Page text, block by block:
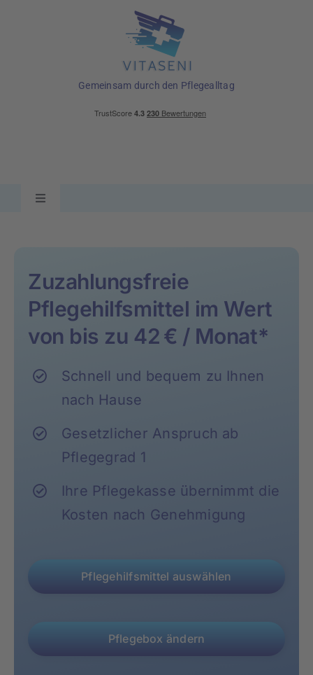
Gemeinsam durch den Pflegealltag
Toggle
Pflegehilfsmittel
Rundum versorgt
Pflegekurse
Zuzahlungsfreie
Pflegehilfsmittel im Wert
von bis zu 42 € / Monat*
Schnell und bequem zu Ihnen
nach Hause
Gesetzlicher Anspruch ab
Pflegegrad 1
Ihre Pflegekasse übernimmt die
Kosten nach Genehmigung
Pflegehilfsmittel auswählen
Pflegebox ändern